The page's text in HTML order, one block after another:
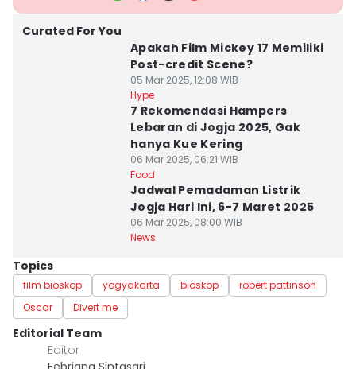
Curated For You
Apakah Film Mickey 17 Memiliki
Post-credit Scene?
05 Mar 2025, 12:08 WIB
Hype
7 Rekomendasi Hampers
Lebaran di Jogja 2025, Gak
hanya Kue Kering
06 Mar 2025, 06:21 WIB
Food
Jadwal Pemadaman Listrik
Jogja Hari Ini, 6-7 Maret 2025
06 Mar 2025, 08:00 WIB
News
Topics
film bioskop yogyakarta bioskop
robert pattinson
Oscar
Divert me
Editorial Team
Editor